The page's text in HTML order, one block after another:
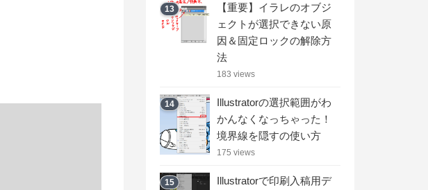
13
【重要】イラレのオブジ
ェクトが選択できない原
因＆固定ロックの解除方
法
183 views
14
Illustratorの選択範囲がわ
かんなくなっちゃった！
境界線を隠すの使い方
175 views
15
Illustratorで印刷入稿用デ